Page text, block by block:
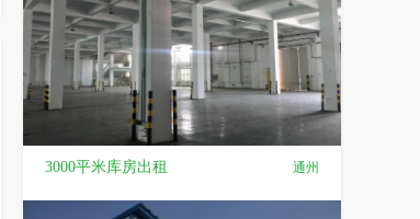
通州
3000平米库房出租